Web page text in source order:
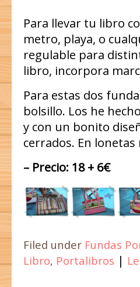
Para llevar tu libro
metro, playa, o
regulable para
libro, incorpora
Para estas dos
bolsillo. Los he
y con un bonito
cerrados. En lonetas
– Precio: 18 + 6€
Filed under Fundas
Libro, Portalibros |